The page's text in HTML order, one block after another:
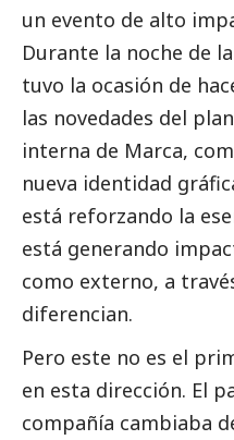
un evento de alto
Durante la noche de
tuvo la ocasión de
las novedades del
interna de Marca,
nueva identidad
está reforzando la
está generando
como externo, a
diferencian.
Pero este no es el
en esta dirección. El
compañía cambiaba